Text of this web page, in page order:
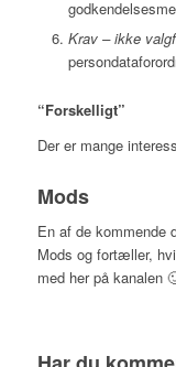
Krav – ikke
“Forskelligt”
Der er mange
Mods
En af de kommende
Mods og fortæller,
med her på kanalen